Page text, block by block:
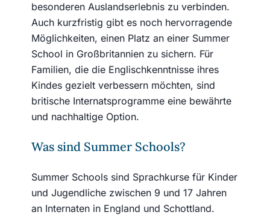
besonderen Auslandserlebnis zu verbinden.
Auch kurzfristig gibt es noch hervorragende
Möglichkeiten, einen Platz an einer Summer
School in Großbritannien zu sichern. Für
Familien, die die Englischkenntnisse ihres
Kindes gezielt verbessern möchten, sind
britische Internatsprogramme eine bewährte
und nachhaltige Option.
Was sind Summer Schools?
Summer Schools sind Sprachkurse für Kinder
und Jugendliche zwischen 9 und 17 Jahren
an Internaten in England und Schottland.